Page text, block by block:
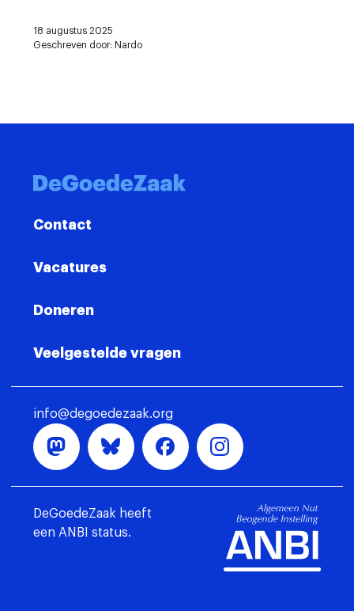
18 augustus 2025
Geschreven door: Nardo
Contact
Vacatures
Doneren
Veelgestelde vragen
info@degoedezaak.org
DeGoedeZaak heeft
een ANBI status.